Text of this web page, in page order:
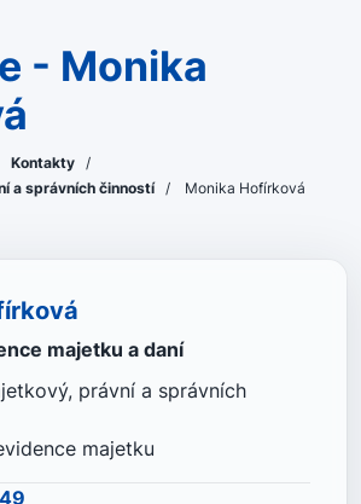
Kontakty /
a správních činností / Monika Hofírková
majetku a daní
právní a správních
majetku